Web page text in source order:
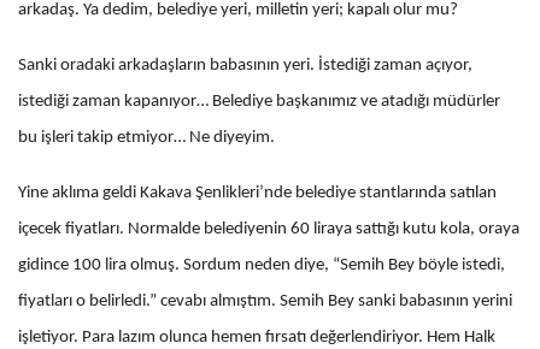
arkadaş. Ya dedim, belediye yeri, milletin yeri; kapalı olur mu?
Sanki oradaki arkadaşların babasının yeri. İstediği zaman açıyor,
istediği zaman kapanıyor… Belediye başkanımız ve atadığı müdürler
bu işleri takip etmiyor… Ne diyeyim.
Yine aklıma geldi Kakava Şenlikleri’nde belediye stantlarında satılan
içecek fiyatları. Normalde belediyenin 60 liraya sattığı kutu kola, oraya
gidince 100 lira olmuş. Sordum neden diye, “Semih Bey böyle istedi,
fiyatları o belirledi.” cevabı almıştım. Semih Bey sanki babasının yerini
işletiyor. Para lazım olunca hemen fırsatı değerlendiriyor. Hem Halk